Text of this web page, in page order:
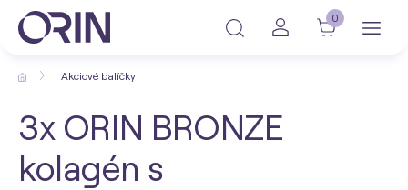
0
Akciové balíčky
3x ORIN BRONZE
kolagén s